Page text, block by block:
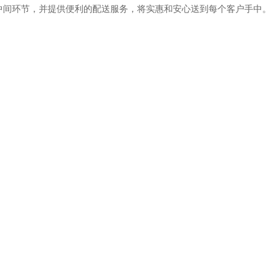
间环节，并提供便利的配送服务，将实惠和安心送到每个客户手中